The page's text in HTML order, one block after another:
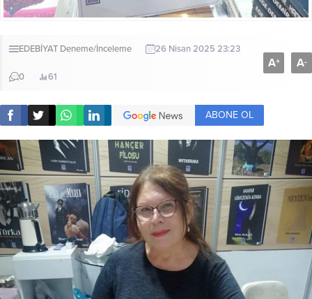
EDEBİYAT Deneme/İnceleme 26 Nisan 2025 23:23
0 61
A+ A-
ABONE OL